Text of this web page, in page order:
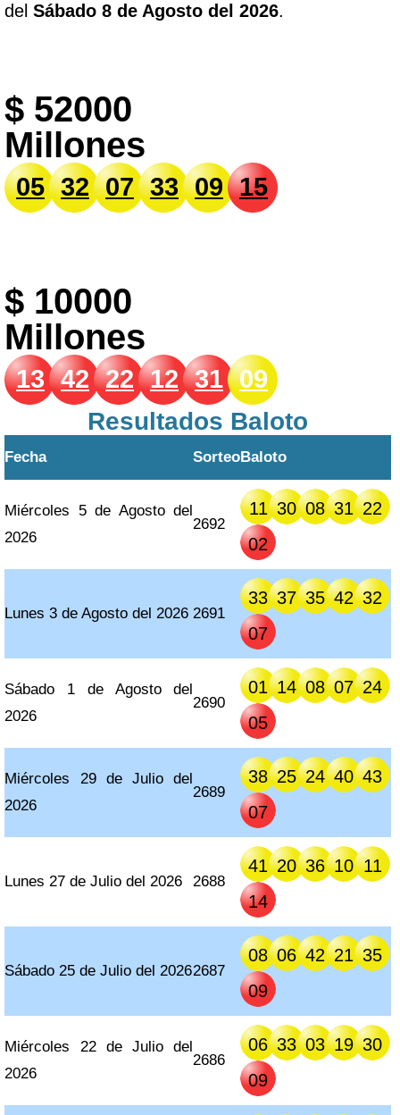
del Sábado 8 de Agosto del 2026.
$ 52000
Millones
05 32 07 33 09 15
$ 10000
Millones
13 42 22 12 31 09
Resultados Baloto
Fecha SorteoBaloto
Miércoles 5 de Agosto del
2026
2692
11 30 08 31 22
02
Lunes 3 de Agosto del 2026 2691
33 37 35 42 32
07
Sábado 1 de Agosto del
2026
2690
01 14 08 07 24
05
Miércoles 29 de Julio del
2026
2689
38 25 24 40 43
07
Lunes 27 de Julio del 2026 2688
41 20 36 10 11
14
Sábado 25 de Julio del 20262687
08 06 42 21 35
09
Miércoles 22 de Julio del
2026
2686
06 33 03 19 30
09